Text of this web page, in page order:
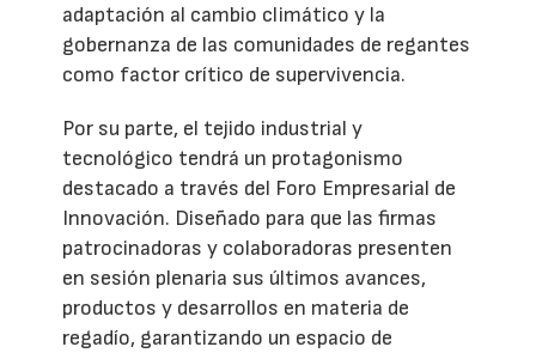
adaptación al cambio climático y la
gobernanza de las comunidades de regantes
como factor crítico de supervivencia.
Por su parte, el tejido industrial y
tecnológico tendrá un protagonismo
destacado a través del Foro Empresarial de
Innovación. Diseñado para que las firmas
patrocinadoras y colaboradoras presenten
en sesión plenaria sus últimos avances,
productos y desarrollos en materia de
regadío, garantizando un espacio de